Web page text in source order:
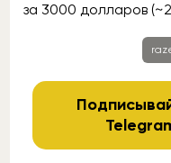
за 3000 долларов